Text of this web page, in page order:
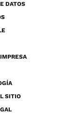
DATOS
SITIO